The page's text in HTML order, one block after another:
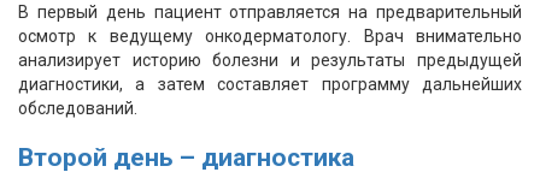
В первый день пациент отправляется на предварительный
осмотр к ведущему онкодерматологу. Врач внимательно
анализирует историю болезни и результаты предыдущей
диагностики, а затем составляет программу дальнейших
обследований.
Второй день – диагностика